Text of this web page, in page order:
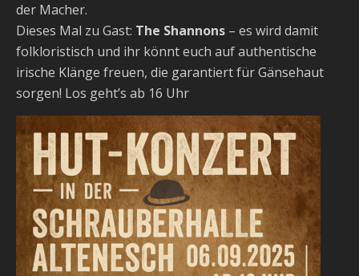
der Macher.
Dieses Mal zu Gast: The Shannons – es wird damit
folkloristisch und ihr könnt euch auf authentische
irische Klänge freuen, die garantiert für Gänsehaut
sorgen! Los geht’s ab 16 Uhr